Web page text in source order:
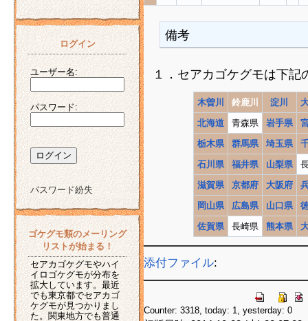
ログイン
ユーザー名:
パスワード:
パスワード紛失
ゴケグモ類のメーリング
リストが始まる！
セアカゴケグモやハイ
イロゴケグモが分布を
拡大しています。最近
でも東京都でセアカゴ
ケグモが見つかりまし
た。関東地方でも普通
備考
１．セアカゴケグモは下記
木曽川 鈴鹿川 淀川
北海道
青森県 岩手県
栃木県
群馬県 埼玉県
石川県
福井県 山梨県
滋賀県
京都府 大阪府
岡山県
広島県 山口県
佐賀県
長崎県 熊本県
添付ファイル:
Counter: 3318, today: 1, yesterday: 0